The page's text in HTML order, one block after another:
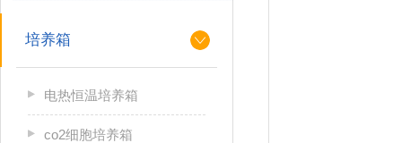
培养箱
电热恒温培养箱
co2细胞培养箱